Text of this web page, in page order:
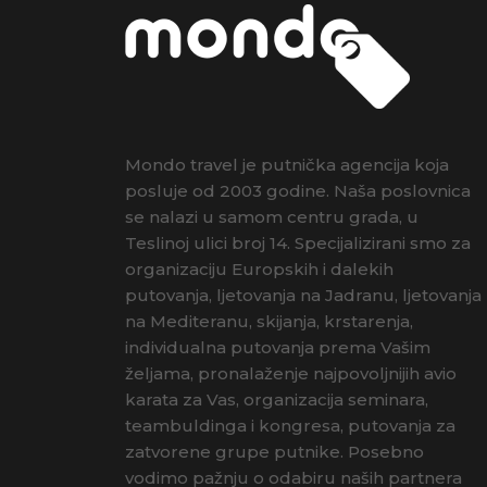
Mondo travel je putnička agencija koja
posluje od 2003 godine. Naša poslovnica
se nalazi u samom centru grada, u
Teslinoj ulici broj 14. Specijalizirani smo za
organizaciju Europskih i dalekih
putovanja, ljetovanja na Jadranu, ljetovanja
na Mediteranu, skijanja, krstarenja,
individualna putovanja prema Vašim
željama, pronalaženje najpovoljnijih avio
karata za Vas, organizacija seminara,
teambuldinga i kongresa, putovanja za
zatvorene grupe putnike. Posebno
vodimo pažnju o odabiru naših partnera